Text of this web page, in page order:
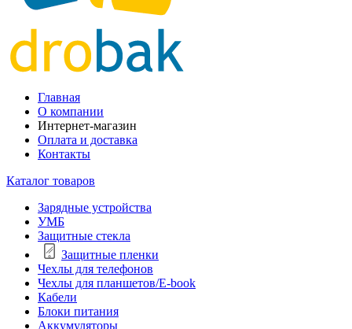
Главная
О компании
Интернет-магазин
Оплата и доставка
Контакты
Каталог товаров
Зарядные устройства
УМБ
Защитные стекла
Защитные пленки
Чехлы для телефонов
Чехлы для планшетов/E-book
Кабели
Блоки питания
Аккумуляторы